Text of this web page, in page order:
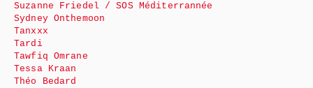
Suzanne Friedel / SOS Méditerrannée
Sydney Onthemoon
Tanxxx
Tardi
Tawfiq Omrane
Tessa Kraan
Théo Bedard